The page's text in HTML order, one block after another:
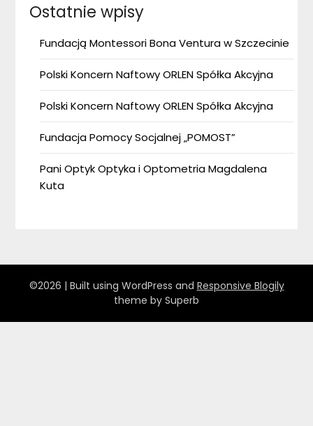
Ostatnie wpisy
Fundacją Montessori Bona Ventura w Szczecinie
Polski Koncern Naftowy ORLEN Spółka Akcyjna
Polski Koncern Naftowy ORLEN Spółka Akcyjna
Fundacja Pomocy Socjalnej „POMOST”
Pani Optyk Optyka i Optometria Magdalena
Kuta
©2026 | Built using WordPress and Responsive Blogily
theme by Superb